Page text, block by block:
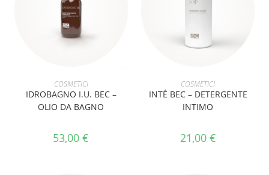
AGGIUNGI AL CARRELLO
COSMETICI
IDROBAGNO I.U. BEC –
OLIO DA BAGNO
53,00€
AGGIUNGI AL CARRELLO
COSMETICI
INTÉ BEC – DETERGENTE
INTIMO
21,00 €